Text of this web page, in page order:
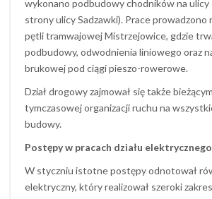
wykonano podbudowy chodników na ulicy
strony ulicy Sadzawki). Prace prowadzono
pętli tramwajowej Mistrzejowice, gdzie
podbudowy, odwodnienia liniowego oraz
brukowej pod ciągi pieszo-rowerowe.
Dział drogowy zajmował się także
tymczasowej organizacji ruchu na
budowy.
Postępy w pracach działu elektrycznego
W styczniu istotne postępy odnotował
elektryczny, który realizował szeroki